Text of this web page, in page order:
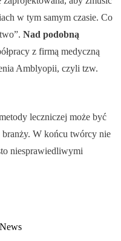
w tym samym czasie. Co
Nad podobną
z firmą medyczną
Amblyopii, czyli tzw.
leczniczej może być
branży. W końcu twórcy nie
niesprawiedliwymi